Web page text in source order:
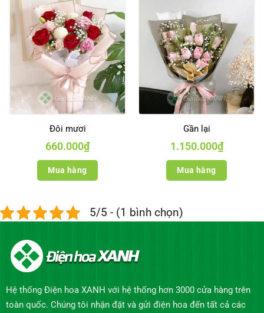
Đôi mươi
660.000₫
Mua hàng
Gần lại
1.150.000₫
Mua hàng
5/5 - (1 bình chọn)
Hệ thống Điện hoa XANH với hệ thống hơn 3000 cửa hàng trên
toàn quốc. Chúng tôi nhận đặt và gửi điện hoa đến tất cả các